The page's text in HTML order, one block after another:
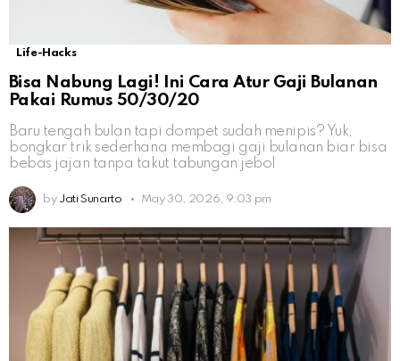
Life-Hacks
Bisa Nabung Lagi! Ini Cara Atur Gaji Bulanan
Pakai Rumus 50/30/20
Baru tengah bulan tapi dompet sudah menipis? Yuk,
bongkar trik sederhana membagi gaji bulanan biar bisa
bebas jajan tanpa takut tabungan jebol
by Jati Sunarto May 30, 2026, 9:03 pm